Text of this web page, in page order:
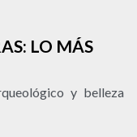
LO MÁS
y belleza